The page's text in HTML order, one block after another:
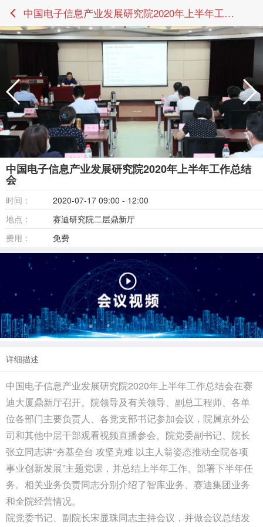
中国电子信息产业发展研究院2020年上半年工作总结会
中国电子信息产业发展研究院2020年上半年工作总结
会
时间：
2020-07-17 09:00 - 12:00
地点：
赛迪研究院二层鼎新厅
费用：
免费
详细描述
中国电子信息产业发展研究院2020年上半年工作总结会在赛
迪大厦鼎新厅召开。院领导及有关领导、副总工程师、各单
位各部门主要负责人、各党支部书记参加会议，院属京外公
司和其他中层干部观看视频直播参会。院党委副书记、院长
张立同志讲“夯基垒台 攻坚克难 以主人翁姿态推动全院各项
事业创新发展”主题党课，并总结上半年工作、部署下半年任
务。相关业务负责同志分别介绍了智库业务、赛迪集团业务
和全院经营情况。
院党委书记、副院长宋显珠同志主持会议，并做会议总结发